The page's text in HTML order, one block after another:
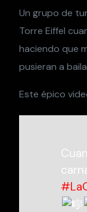
Un grupo de
Torre Eiffel
haciendo que
pusieran a
Este épico